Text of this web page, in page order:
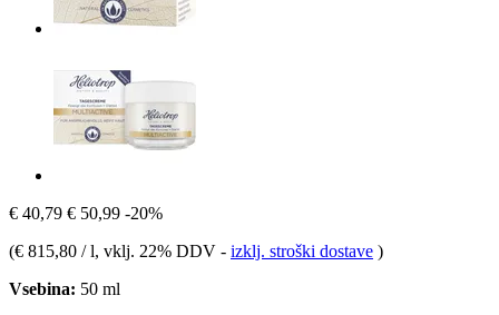
€ 40,79 € 50,99 -20%
(€ 815,80 / l, vklj. 22% DDV - izklj. stroški dostave )
Vsebina: 50 ml